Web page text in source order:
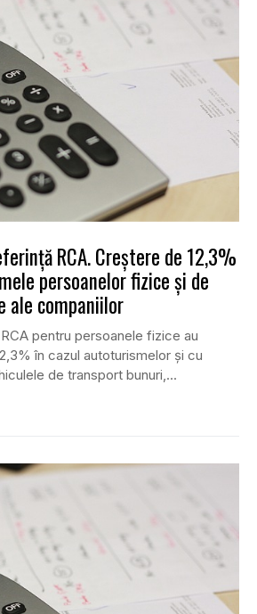
RCA. Creștere de 12,3%
persoanelor fizice și de
ale companiilor
pentru persoanele fizice au
în cazul autoturismelor și cu
de transport bunuri,...